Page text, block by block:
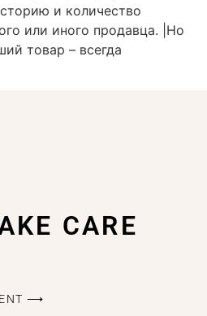
и количество
или иного продавца. |Но
товар – всегда
CARE
⟶